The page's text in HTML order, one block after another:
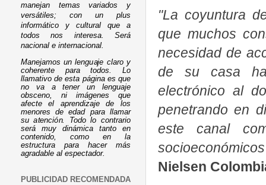
"La coyuntura
que muchos
necesidad de
de su casa ha
electrónico al
penetrando en
este canal
Nielsen
manejan temas variados y
versátiles; con un plus
informático y cultural que a
todos nos interesa. Será
nacional e internacional.
Manejamos un lenguaje claro y
coherente para todos. Lo
llamativo de esta página es que
no va a tener un lenguaje
obsceno, ni imágenes que
afecte el aprendizaje de los
menores de edad para llamar
su atención. Todo lo contrario
será muy dinámica tanto en
contenido, como en la
estructura para hacer más
agradable al espectador.
PUBLICIDAD RECOMENDADA